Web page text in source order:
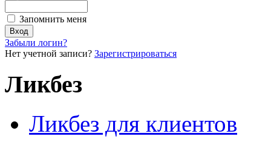
Запомнить меня
Забыли логин?
Нет учетной записи? Зарегистрироваться
Ликбез
Ликбез для клиентов